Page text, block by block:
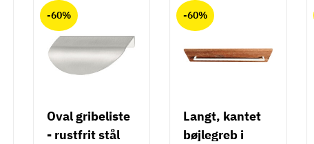
-60%
Oval gribeliste
- rustfrit stål
-60%
Langt, kantet
bøjlegreb i